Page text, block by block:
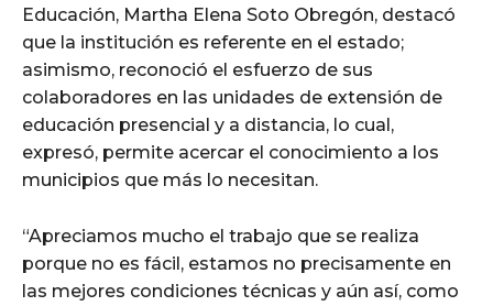
Educación, Martha Elena Soto Obregón, destacó
que la institución es referente en el estado;
asimismo, reconoció el esfuerzo de sus
colaboradores en las unidades de extensión de
educación presencial y a distancia, lo cual,
expresó, permite acercar el conocimiento a los
municipios que más lo necesitan.
“Apreciamos mucho el trabajo que se realiza
porque no es fácil, estamos no precisamente en
las mejores condiciones técnicas y aún así, como